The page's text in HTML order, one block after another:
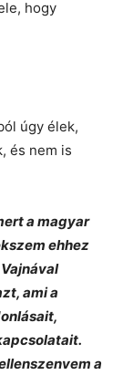
hogy
úgy élek,
és nem is
a magyar
ehhez
ami a
a